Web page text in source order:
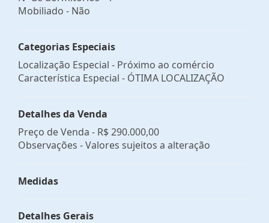
Mobiliado - Não
Categorias Especiais
Localização Especial - Próximo ao comércio
Característica Especial - ÓTIMA LOCALIZAÇÃO
Detalhes da Venda
Preço de Venda - R$ 290.000,00
Observações - Valores sujeitos a alteração
Medidas
Detalhes Gerais